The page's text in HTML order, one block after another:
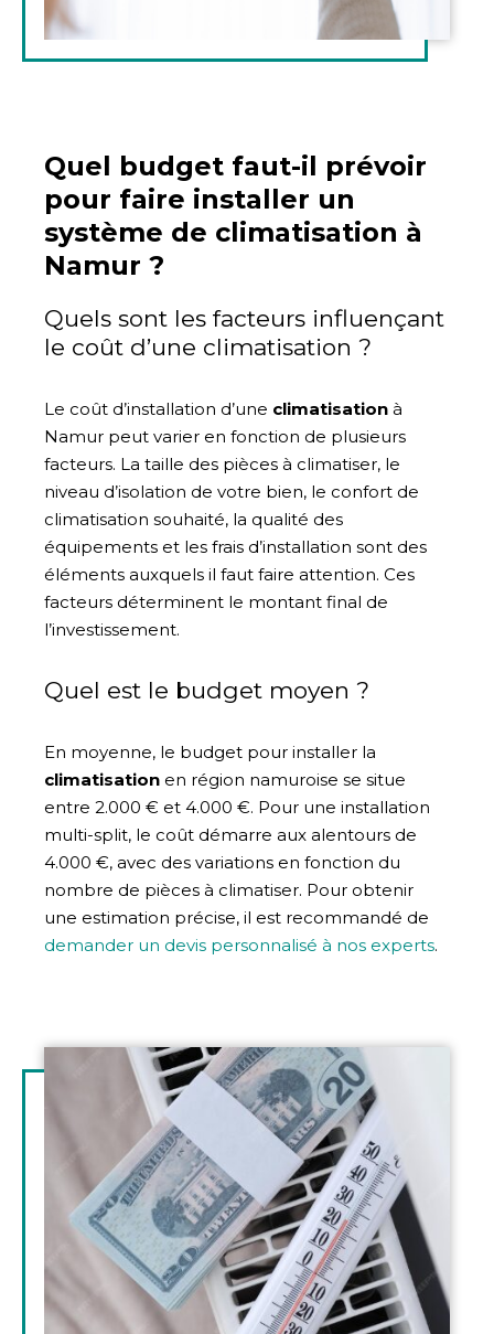
Quel budget faut-il prévoir
pour faire installer un
système de climatisation à
Namur ?
Quels sont les facteurs influençant
le coût d’une climatisation ?
Le coût d’installation d’une climatisation à
Namur peut varier en fonction de plusieurs
facteurs. La taille des pièces à climatiser, le
niveau d’isolation de votre bien, le confort de
climatisation souhaité, la qualité des
équipements et les frais d’installation sont des
éléments auxquels il faut faire attention. Ces
facteurs déterminent le montant final de
l’investissement.
Quel est le budget moyen ?
En moyenne, le budget pour installer la
climatisation en région namuroise se situe
entre 2.000 € et 4.000 €. Pour une installation
multi-split, le coût démarre aux alentours de
4.000 €, avec des variations en fonction du
nombre de pièces à climatiser. Pour obtenir
une estimation précise, il est recommandé de
demander un devis personnalisé à nos experts.
d'introduction